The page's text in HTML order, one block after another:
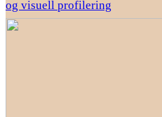
og visuell profilering